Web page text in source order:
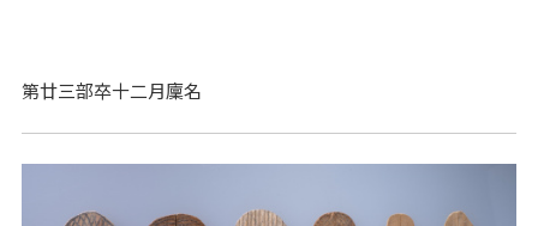
第廿三部卒十二月廩名